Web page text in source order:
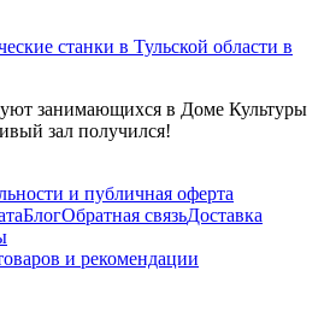
станки в Тульской области в
занимающихся в Доме Культуры
зал получился!
и публичная оферта
БлогОбратная связьДоставка
и рекомендации